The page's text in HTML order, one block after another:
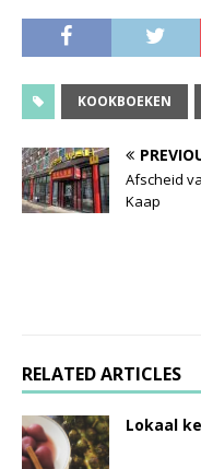
KOOKBOEKEN
Afscheid
Kaap
RELATED ARTICLES
Lokaal